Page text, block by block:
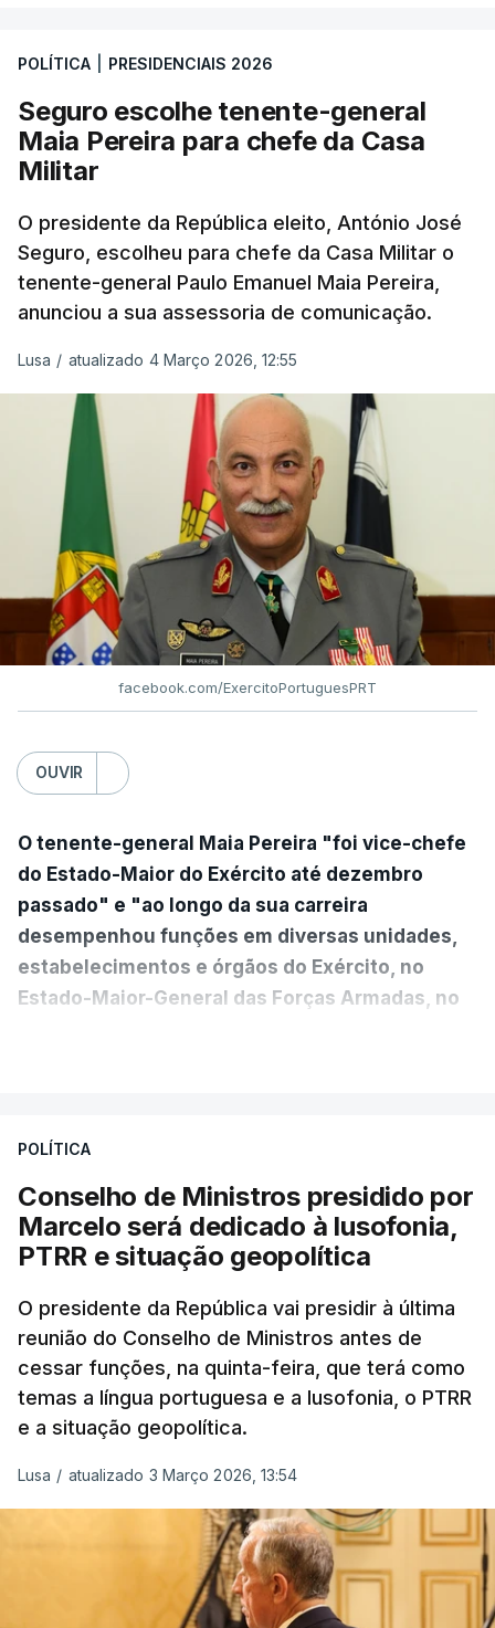
POLÍTICA PRESIDENCIAIS 2026
Seguro escolhe tenente-general
Maia Pereira para chefe da Casa
Militar
O presidente da República eleito, António José
Seguro, escolheu para chefe da Casa Militar o
tenente-general Paulo Emanuel Maia Pereira,
anunciou a sua assessoria de comunicação.
Lusa / atualizado 4 Março 2026, 12:55
facebook.com/ExercitoPortuguesPRT
OUVIR
O tenente-general Maia Pereira "foi vice-chefe
do Estado-Maior do Exército até dezembro
passado" e "ao longo da sua carreira
desempenhou funções em diversas unidades,
estabelecimentos e órgãos do Exército, no
Estado-Maior-General das Forças Armadas, no
Da sua experiência no terreno, é destacada a
Forças Nacionais Destacadas, como
comandante do 2.º Batalhão Mecanizado, da
Reserva Tática do Comandante da Força da
NATO no Kosovo, e, mais recentemente, na
MINUSCA, como 2.º comandante da Força
Militar da ONU para a República Centro-
Africana".
"Foi ainda
chefe do Branch de Apoio às
Operações na Divisão de Operações,
acumulando com presidente dos Grupos NATO
de Proteção da Força e de Operações
, no Quartel-General do Comando
Supremo das Forças Aliadas na Europa (SHAPE),
POLÍTICA
Conselho de Ministros presidido por
Marcelo será dedicado à lusofonia,
PTRR e situação geopolítica
O presidente da República vai presidir à última
reunião do Conselho de Ministros antes de
cessar funções, na quinta-feira, que terá como
temas a língua portuguesa e a lusofonia, o PTRR
e a situação geopolítica.
Lusa / atualizado 3 Março 2026, 13:54